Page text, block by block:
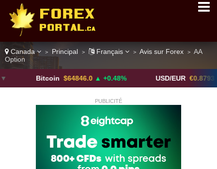
Canada > Principal > Français > Avis sur Forex > AA
Option
$64846.0 ▲ +0.48% USD/EUR €0.8793 ▼
PUBLICITÉ